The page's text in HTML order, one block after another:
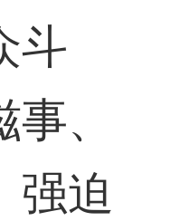
斗
、
强迫